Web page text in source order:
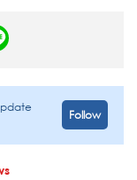
Follow